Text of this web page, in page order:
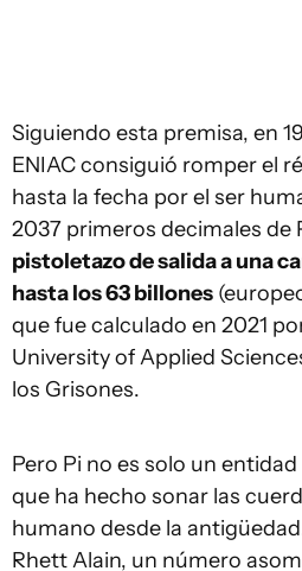
Siguiendo esta premisa, en
ENIAC consiguió romper el
hasta la fecha por el ser
2037 primeros decimales de
pistoletazo de salida a una
hasta los 63 billones
que fue calculado en 2021
University of Applied
los Grisones.
Pero Pi no es solo un
que ha hecho sonar las
humano desde la
Rhett Alain, un número